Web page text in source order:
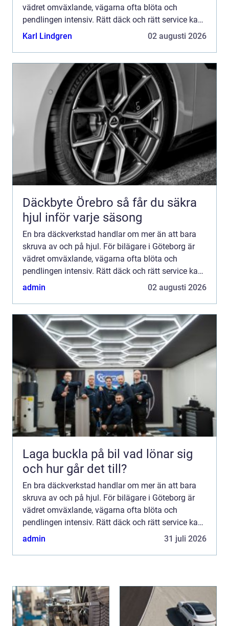
vädret omväxlande, vägarna ofta blöta och
pendlingen intensiv. Rätt däck och rätt service kan
vara skillnaden mellan en trygg resa och en onödig
Karl Lindgren 02 augusti 2026
Däckbyte Örebro så får du säkra
hjul inför varje säsong
En bra däckverkstad handlar om mer än att bara
skruva av och på hjul. För bilägare i Göteborg är
vädret omväxlande, vägarna ofta blöta och
pendlingen intensiv. Rätt däck och rätt service kan
vara skillnaden mellan en trygg resa och en onödig
admin 02 augusti 2026
Laga buckla på bil vad lönar sig
och hur går det till?
En bra däckverkstad handlar om mer än att bara
skruva av och på hjul. För bilägare i Göteborg är
vädret omväxlande, vägarna ofta blöta och
pendlingen intensiv. Rätt däck och rätt service kan
vara skillnaden mellan en trygg resa och en onödig
admin 31 juli 2026